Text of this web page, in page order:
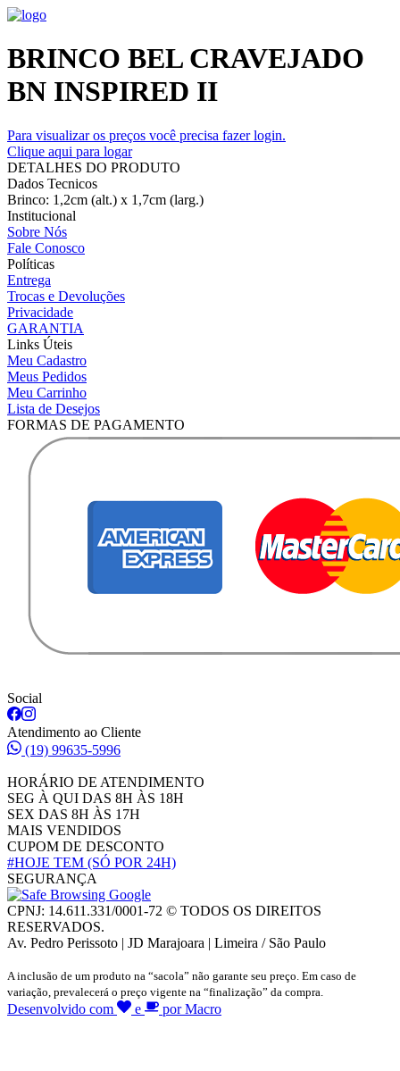
BRINCO BEL CRAVEJADO
BN INSPIRED II
Para visualizar os preços você precisa fazer login.
Clique aqui para logar
DETALHES DO PRODUTO
Dados Tecnicos
Brinco: 1,2cm (alt.) x 1,7cm (larg.)
Institucional
Sobre Nós
Fale Conosco
Políticas
Entrega
Trocas e Devoluções
Privacidade
GARANTIA
Links Úteis
Meu Cadastro
Meus Pedidos
Meu Carrinho
Lista de Desejos
FORMAS DE PAGAMENTO
Social
Atendimento ao Cliente
(19) 99635-5996
HORÁRIO DE ATENDIMENTO
SEG À QUI DAS 8H ÀS 18H
SEX DAS 8H ÀS 17H
MAIS VENDIDOS
CUPOM DE DESCONTO
#HOJE TEM (SÓ POR 24H)
SEGURANÇA
CPNJ: 14.611.331/0001-72 © TODOS OS DIREITOS
RESERVADOS.
Av. Pedro Perissoto | JD Marajoara | Limeira / São Paulo
A inclusão de um produto na “sacola” não garante seu preço. Em caso de
variação, prevalecerá o preço vigente na “finalização” da compra.
Desenvolvido com e por Macro